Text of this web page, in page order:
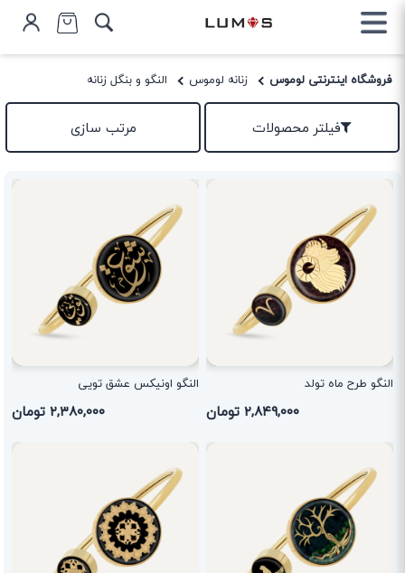
فروشگاه اینترنتی لوموس زنانه لوموس النگو و بنگل زنانه
فیلتر محصولات مرتب سازی
النگو طرح ماه تولد
۲,۸۴۹,۰۰۰ تومان
النگو اونیکس عشق تویی
۲,۳۸۰,۰۰۰ تومان